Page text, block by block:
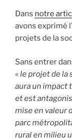
Dans notre
avons exprimé
projets de la
Sans entrer
« le projet de la
aura un impact
et est
mise en valeur
parc
rural en milieu